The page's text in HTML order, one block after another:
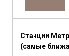
Станции
(самые